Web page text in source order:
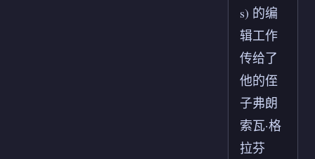
s) 的编
辑工作
传给了
他的侄
子弗朗
索瓦·格
拉芬